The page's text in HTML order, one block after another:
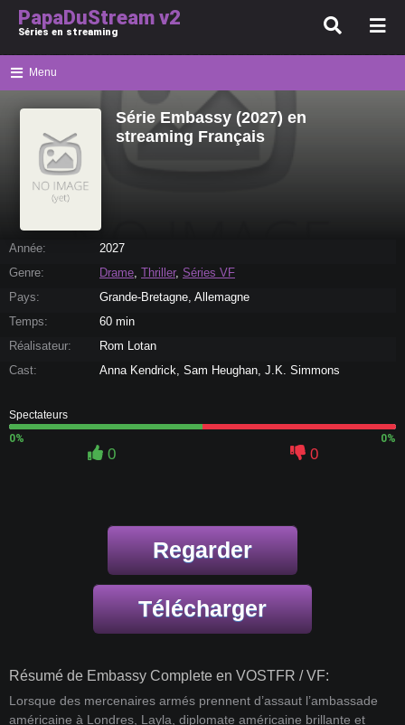
PapaDuStream v2
Séries en streaming
Menu
Série Embassy (2027) en
streaming Français
Année:
2027
Genre:
Drame, Thriller, Séries VF
Pays:
Grande-Bretagne, Allemagne
Temps:
60 min
Réalisateur:
Rom Lotan
Cast:
Anna Kendrick, Sam Heughan, J.K. Simmons
Spectateurs
0%
0%
0 0
Regarder
Télécharger
Résumé de Embassy Complete en VOSTFR / VF:
Lorsque des mercenaires armés prennent d’assaut l’ambassade
américaine à Londres, Layla, diplomate américaine brillante et